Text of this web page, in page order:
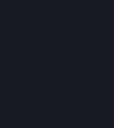
Вы можете получить
купленный в магазине
набора находится на
времени пользования
часов. Если к набору
дополнительный контент,
при оформлении покупки